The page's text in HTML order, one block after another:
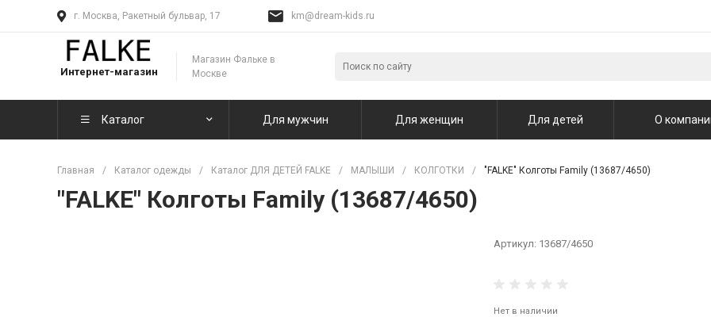
г. Москва, Ракетный бульвар, 17 km@dream-kids.ru
Интернет-магазин
Магазин Фальке в
Москве
Каталог Для мужчин Для женщин Для детей О
Главная / Каталог одежды / Каталог ДЛЯ ДЕТЕЙ FALKE / МАЛЫШИ / КОЛГОТКИ / "FALKE" Колготы Family (13687/4650)
"FALKE" Колготы Family (13687/4650)
Артикул: 13687/4650
Нет в наличии